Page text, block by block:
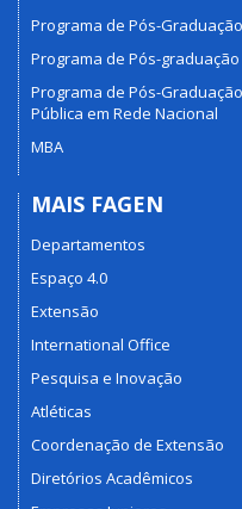
Programa de Pós-
Programa de Pós-
Programa de Pós-
Pública em Rede Nacional
MBA
MAIS FAGEN
Departamentos
Espaço 4.0
Extensão
International Office
Pesquisa e Inovação
Atléticas
Coordenação de Extensão
Diretórios Acadêmicos